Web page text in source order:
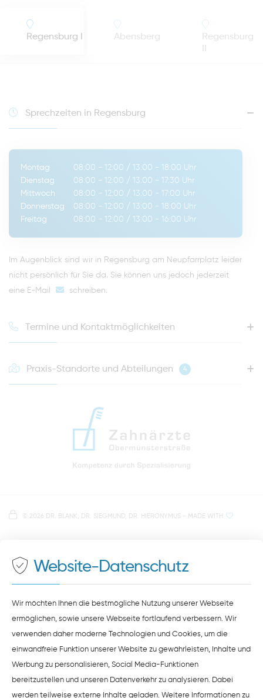
Regensburg I Abensberg
Regensburg
Sprechzeiten in Regensburg
Montag 08:00 - 12:00 / 13:00 - 18:00 Uhr
Dienstag
08:00 - 12:00 / 13:00 - 17:30 Uhr
Mittwoch
08:00 - 12:00 / 13:00 - 17:00 Uhr
Donnerstag
08:00 - 12:00 / 13:00 - 18:00 Uhr
Freitag
08:00 - 12:00 / 13:00 - 16:00 Uhr
Im Augenblick sind wir in Regensburg am Neupfarrplatz leider
nicht persönlich für Sie da. Sie können uns jedoch jederzeit
eine E-Mail
schreiben.
Termine und Kontaktmöglichkeiten
info@zahnaerzte-in-regensburg.de
Praxis-Standorte und Abteilungen 4
zustimmen.
ZUSTIMMEN
HINWEISE ZUM DATENSCHUTZ
© 2026 DR. BLANK, DR. SIEGMUND, DR. HIERONYMUS - MADE WITH
Website-Datenschutz
Wir möchten Ihnen die bestmögliche Nutzung unserer Webseite
ermöglichen, sowie unsere Webseite fortlaufend verbessern. Wir
verwenden daher moderne Technologien und Cookies, um die
einwandfreie Funktion unserer Website zu gewährleisten, Inhalte und
Werbung zu personalisieren, Social Media-Funktionen
bereitzustellen und unseren Datenverkehr zu analysieren. Dabei
werden teilweise externe Inhalte geladen. Weitere Informationen zu